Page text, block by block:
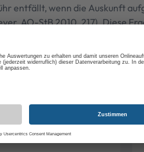
entfällt, wenn die Auskunft
AO-StB 2010, 217). Diese